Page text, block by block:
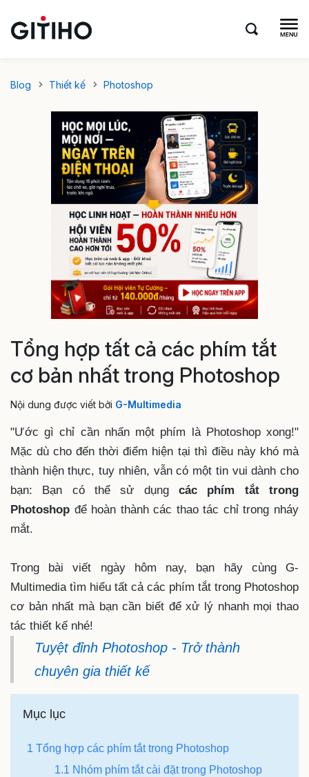
Blog Thiết kế Photoshop
Tổng hợp tất cả các phím tắt
cơ bản nhất trong Photoshop
Nội dung được viết bởi G-Multimedia
"Ước gì chỉ cần nhấn một phím là Photoshop xong!"
Mặc dù cho đến thời điểm hiện tại thì điều này khó mà
thành hiện thực, tuy nhiên, vẫn có một tin vui dành cho
bạn: Bạn có thể sử dụng các phím tắt trong
Photoshop để hoàn thành các thao tác chỉ trong nháy
mắt.
Trong bài viết ngày hôm nay, bạn hãy cùng G-
Multimedia tìm hiểu tất cả các phím tắt trong Photoshop
cơ bản nhất mà bạn cần biết để xử lý nhanh mọi thao
tác thiết kế nhé!
Tuyệt đỉnh Photoshop - Trở thành
chuyên gia thiết kế
Mục lục
1 Tổng hợp các phím tắt trong Photoshop
1.1 Nhóm phím tắt cài đặt trong Photoshop